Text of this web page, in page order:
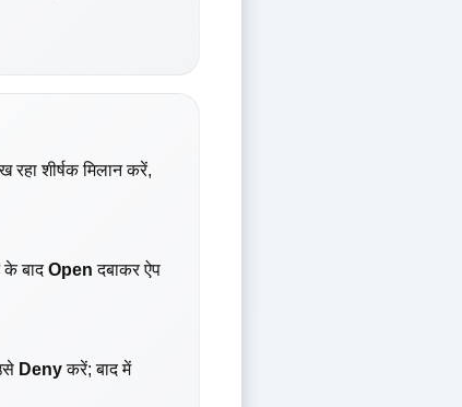
शीर्षक मिलान करें,
के बादOpen दबाकर ऐप
Denyकरें; बाद में